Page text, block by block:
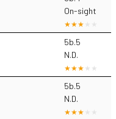
On-sight
5b.5
N.D.
5b.5
N.D.